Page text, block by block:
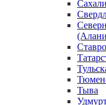
Тыва